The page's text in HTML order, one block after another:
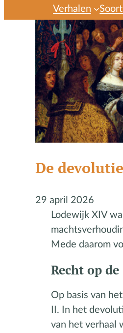
Verhalen
De
29 april 2026
Lodewijk XIV
Mede daarom
Recht op
Op basis van
II. In het
van het verhaal